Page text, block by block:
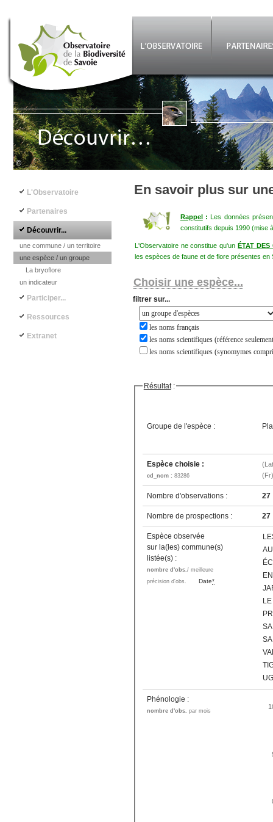
Aller au contenu principal
©
En savoir plus sur
Rappel:Les données
constitutifs depuis 1990 (mise
L'Observatoire ne constitue qu'unÉTAT DES
les espèces de faune et de flore présentes en
Choisir une espèce...
filtrer sur...
les noms français
les noms scientifiques (référence
les noms scientifiques (synomymes
Résultat:
Groupe de l'espèce :
Espèce choisie :
cd_nom : 83286
Nombre d'observations : 27
Nombre de prospections : 27
Espèce observée
sur la(les) commune(s)
listée(s) :
nombre d'obs./ meilleure
précision d'obs.
Date*
Phénologie :
nombre d'obs. par mois
Navigation principale
L'Observatoire
Partenaires
Découvrir...
une commune / un territoire
une espèce / un groupe
La bryoflore
un indicateur
Participer...
Ressources
Extranet